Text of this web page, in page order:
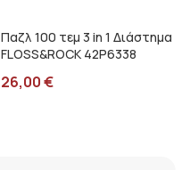
Παζλ 100 τεμ 3 in 1 Διάστημα
FLOSS&ROCK 42P6338
26,00€